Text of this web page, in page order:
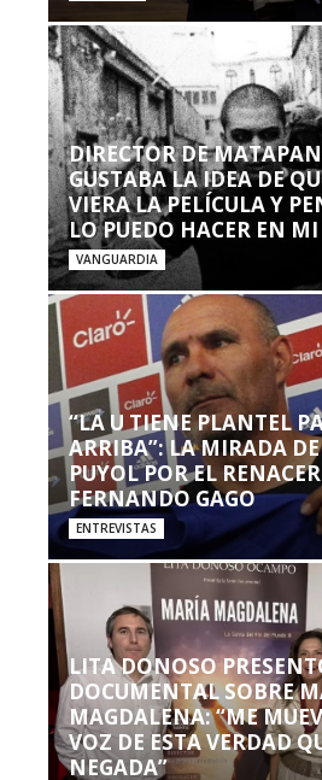
DIRECTOR DE
GUSTABA LA IDEA DE
VIERA LA PELÍCULA Y
LO PUEDO HACER EN MI
VANGUARDIA
“LA U TIENE PLANTEL
ARRIBA”: LA MIRADA
PUYOL POR EL
FERNANDO GAGO
ENTREVISTAS
LITA DONOSO
DOCUMENTAL SOBRE
MAGDALENA: “ME
VOZ DE ESTA VERDAD
NEGADA”